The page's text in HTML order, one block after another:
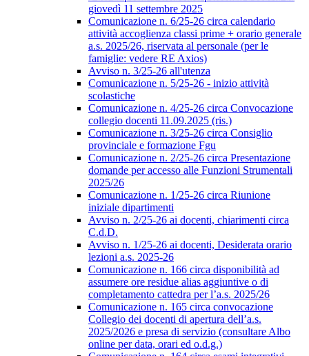
giovedì 11 settembre 2025
Comunicazione n. 6/25-26 circa calendario
attività accoglienza classi prime + orario generale
a.s. 2025/26, riservata al personale (per le
famiglie: vedere RE Axios)
Avviso n. 3/25-26 all'utenza
Comunicazione n. 5/25-26 - inizio attività
scolastiche
Comunicazione n. 4/25-26 circa Convocazione
collegio docenti 11.09.2025 (ris.)
Comunicazione n. 3/25-26 circa Consiglio
provinciale e formazione Fgu
Comunicazione n. 2/25-26 circa Presentazione
domande per accesso alle Funzioni Strumentali
2025/26
Comunicazione n. 1/25-26 circa Riunione
iniziale dipartimenti
Avviso n. 2/25-26 ai docenti, chiarimenti circa
C.d.D.
Avviso n. 1/25-26 ai docenti, Desiderata orario
lezioni a.s. 2025-26
Comunicazione n. 166 circa disponibilità ad
assumere ore residue alias aggiuntive o di
completamento cattedra per l’a.s. 2025/26
Comunicazione n. 165 circa convocazione
Collegio dei docenti di apertura dell’a.s.
2025/2026 e presa di servizio (consultare Albo
online per data, orari ed o.d.g.)